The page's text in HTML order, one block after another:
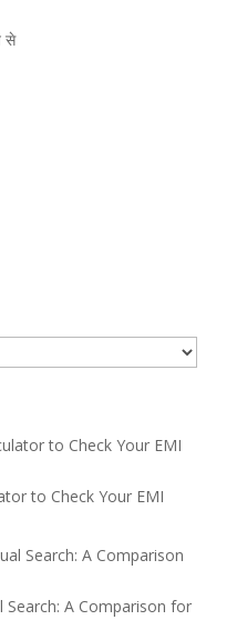
से
to Check Your EMI
Search: A Comparison for